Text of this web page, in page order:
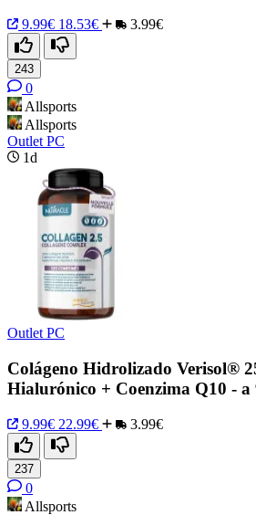
9.99€ 18.53€ 3.99€
243
0
Allsports
Allsports
Outlet PC
1d
Outlet PC
Colágeno Hidrolizado Verisol®
Hialurónico + Coenzima Q10 - a
9.99€ 22.99€ 3.99€
237
0
Allsports